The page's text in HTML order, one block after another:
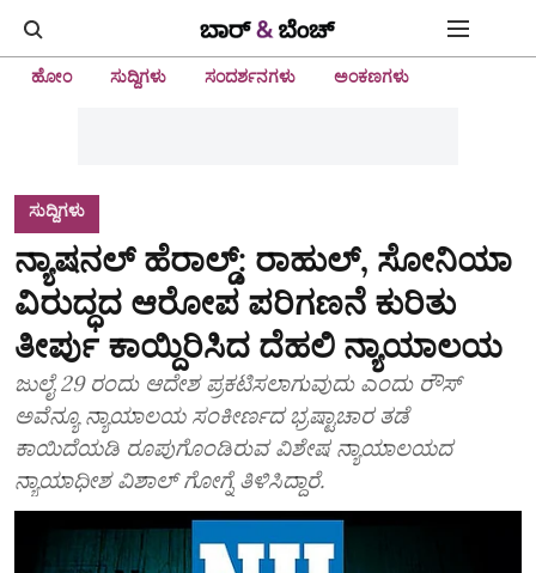
ಹೋಂ ಸುದ್ದಿಗಳು ಸಂದರ್ಶನಗಳು ಅಂಕಣಗಳು
ಸುದ್ದಿಗಳು
ನ್ಯಾಷನಲ್ ಹೆರಾಲ್ಡ್: ರಾಹುಲ್, ಸೋನಿಯಾ
ವಿರುದ್ಧದ ಆರೋಪ ಪರಿಗಣನೆ ಕುರಿತು
ತೀರ್ಪು ಕಾಯ್ದಿರಿಸಿದ ದೆಹಲಿ ನ್ಯಾಯಾಲಯ
ಜುಲೈ 29 ರಂದು ಆದೇಶ ಪ್ರಕಟಿಸಲಾಗುವುದು ಎಂದು ರೌಸ್
ಅವೆನ್ಯೂ ನ್ಯಾಯಾಲಯ ಸಂಕೀರ್ಣದ ಭ್ರಷ್ಟಾಚಾರ ತಡೆ
ಕಾಯಿದೆಯಡಿ ರೂಪುಗೊಂಡಿರುವ ವಿಶೇಷ ನ್ಯಾಯಾಲಯದ
ನ್ಯಾಯಾಧೀಶ ವಿಶಾಲ್ ಗೋಗ್ನೆ ತಿಳಿಸಿದ್ದಾರೆ.